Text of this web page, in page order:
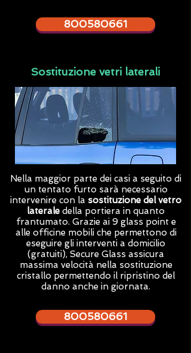
800580661
Sostituzione vetri laterali
Nella maggior parte dei casi a seguito di
un tentato furto sarà necessario
intervenire con la sostituzione del vetro
laterale della portiera in quanto
frantumato. Grazie ai 9 glass point e
alle officine mobili che permettono di
eseguire gli interventi a domicilio
(gratuiti), Secure Glass assicura
massima velocità nella sostituzione
cristallo permettendo il ripristino del
danno anche in giornata.
800580661